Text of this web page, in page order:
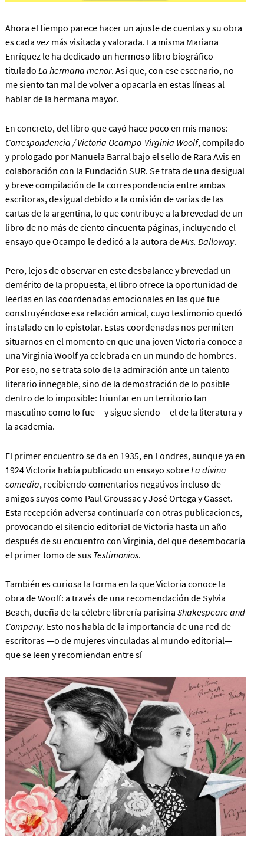
Ahora el tiempo parece hacer un ajuste de cuentas y su obra
es cada vez más visitada y valorada. La misma Mariana
Enríquez le ha dedicado un hermoso libro biográfico
titulado La hermana menor. Así que, con ese escenario, no
me siento tan mal de volver a opacarla en estas líneas al
hablar de la hermana mayor.
En concreto, del libro que cayó hace poco en mis manos:
Correspondencia / Victoria Ocampo-Virginia Woolf, compilado
y prologado por Manuela Barral bajo el sello de Rara Avis en
colaboración con la Fundación SUR. Se trata de una desigual
y breve compilación de la correspondencia entre ambas
escritoras, desigual debido a la omisión de varias de las
cartas de la argentina, lo que contribuye a la brevedad de un
libro de no más de ciento cincuenta páginas, incluyendo el
ensayo que Ocampo le dedicó a la autora deMrs. Dalloway.
Pero, lejos de observar en este desbalance y brevedad un
demérito de la propuesta, el libro ofrece la oportunidad de
leerlas en las coordenadas emocionales en las que fue
construyéndose esa relación amical, cuyo testimonio quedó
instalado en lo epistolar. Estas coordenadas nos permiten
situarnos en el momento en que una joven Victoria conoce a
una Virginia Woolf ya celebrada en un mundo de hombres.
Por eso, no se trata solo de la admiración ante un talento
literario innegable, sino de la demostración de lo posible
dentro de lo imposible: triunfar en un territorio tan
masculino como lo fue —y sigue siendo— el de la literatura y
la academia.
El primer encuentro se da en 1935, en Londres, aunque ya en
1924 Victoria había publicado un ensayo sobreLa divina
comedia, recibiendo comentarios negativos incluso de
amigos suyos como Paul Groussac y José Ortega y Gasset.
Esta recepción adversa continuaría con otras publicaciones,
provocando el silencio editorial de Victoria hasta un año
después de su encuentro con Virginia, del que desembocaría
el primer tomo de sus Testimonios.
También es curiosa la forma en la que Victoria conoce la
obra de Woolf: a través de una recomendación de Sylvia
Beach, dueña de la célebre librería parisina Shakespeare and
Company. Esto nos habla de la importancia de una red de
escritoras —o de mujeres vinculadas al mundo editorial—
que se leen y recomiendan entre sí